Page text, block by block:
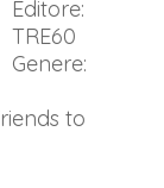
Editore:
TRE60
Genere:
to